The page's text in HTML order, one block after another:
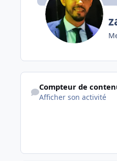
Afficher son activité
Compteur de
Afficher son activité